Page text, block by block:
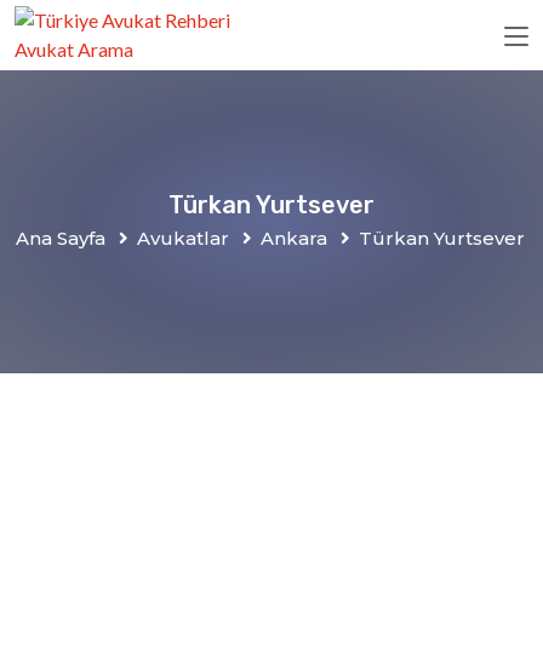
Türkan Yurtsever
Ana Sayfa Avukatlar Ankara Türkan Yurtsever